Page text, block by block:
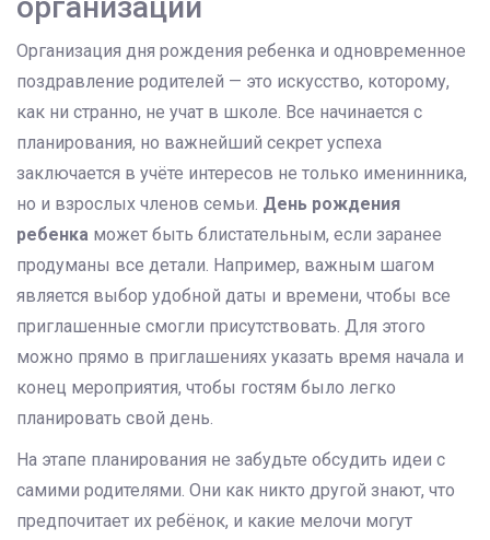
организации
Организация дня рождения ребенка и одновременное
поздравление родителей — это искусство, которому,
как ни странно, не учат в школе. Все начинается с
планирования, но важнейший секрет успеха
заключается в учёте интересов не только именинника,
но и взрослых членов семьи. День рождения
ребенка может быть блистательным, если заранее
продуманы все детали. Например, важным шагом
является выбор удобной даты и времени, чтобы все
приглашенные смогли присутствовать. Для этого
можно прямо в приглашениях указать время начала и
конец мероприятия, чтобы гостям было легко
планировать свой день.
На этапе планирования не забудьте обсудить идеи с
самими родителями. Они как никто другой знают, что
предпочитает их ребёнок, и какие мелочи могут